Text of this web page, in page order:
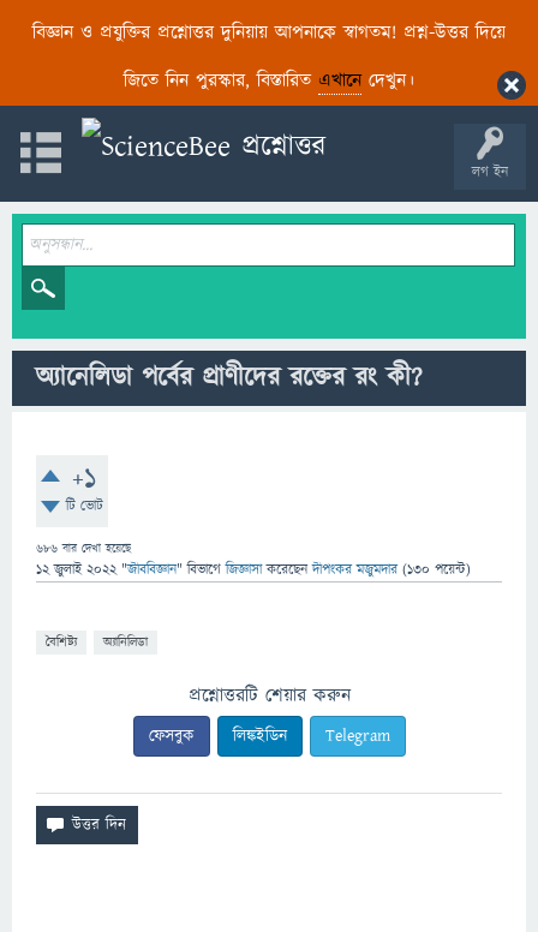
বিজ্ঞান ও প্রযুক্তির প্রশ্নোত্তর দুনিয়ায় আপনাকে স্বাগতম! প্রশ্ন-উত্তর দিয়ে
জিতে নিন পুরস্কার, বিস্তারিত এখানেদেখুন।
লগ ইন
অ্যানেলিডা পর্বের প্রাণীদের রক্তের রং কী?
+1
টি ভোট
686 বার দেখা হয়েছে
12 জুলাই 2022 "জীববিজ্ঞান" বিভাগে জিজ্ঞাসাকরেছেনদীপংকর মজুমদার (130 পয়েন্ট)
বৈশিষ্ট্য অ্যানিলিডা
প্রশ্নোত্তরটি শেয়ার করুন
ফেসবুক লিঙ্কইডিন Telegram